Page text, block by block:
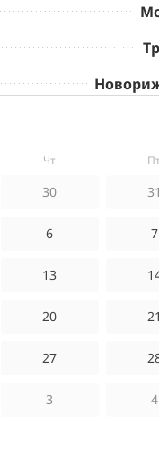
чт пт
30 31
6 7
13
20 21
27
3 4